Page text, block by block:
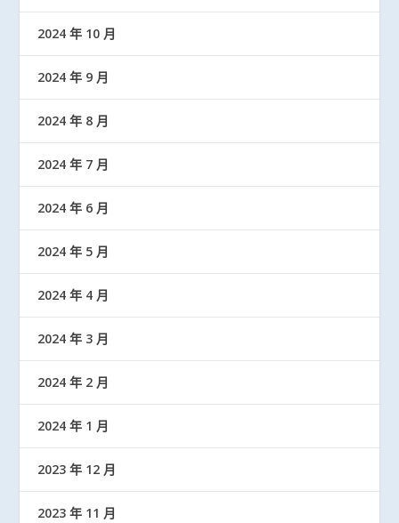
2024 年 10 月
2024 年 9 月
2024 年 8 月
2024 年 7 月
2024 年 6 月
2024 年 5 月
2024 年 4 月
2024 年 3 月
2024 年 2 月
2024 年 1 月
2023 年 12 月
2023 年 11 月